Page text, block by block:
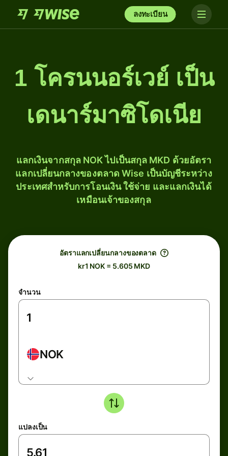
ลงทะเบียน
1 โครนนอร์เวย์ เป็น
เดนาร์มาซิโดเนีย
แลกเงินจากสกุล NOK ไปเป็นสกุล MKD ด้วยอัตรา
แลกเปลี่ยนกลางของตลาด Wise เป็นบัญชีระหว่าง
ประเทศสำหรับการโอนเงิน ใช้จ่าย และแลกเงินได้
เหมือนเจ้าของสกุล
อัตราแลกเปลี่ยนกลางของตลาด
kr1 NOK = 5.605 MKD
จำนวน
NOK
แปลงเป็น